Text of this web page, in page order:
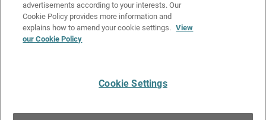
Media & Brand Kit
Manage Email Preferences
Copyright © 1996-2026 WatchGuard Technologies, Inc. All
advertisements according to your interests. Our
Cookie Policy provides more information and
explains how to amend your cookie settings. View
our Cookie Policy
Cookie Settings